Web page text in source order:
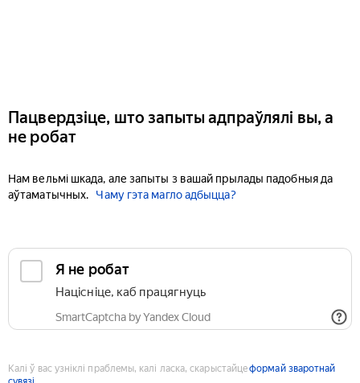
Пацвердзіце, што запыты адпраўлялі вы, а
не робат
Нам вельмі шкада, але запыты з вашай прылады падобныя да
аўтаматычных.
Чаму гэта магло адбыцца?
Я не робат
Націсніце, каб працягнуць
SmartCaptcha by Yandex Cloud
Калі ў вас узніклі праблемы, калі ласка, скарыстайцеформай зваротнай